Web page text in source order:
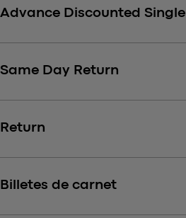
Advance Discounted Single
Same Day Return
Return
Billetes de carnet